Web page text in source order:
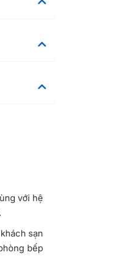
với hệ
sạn
bếp